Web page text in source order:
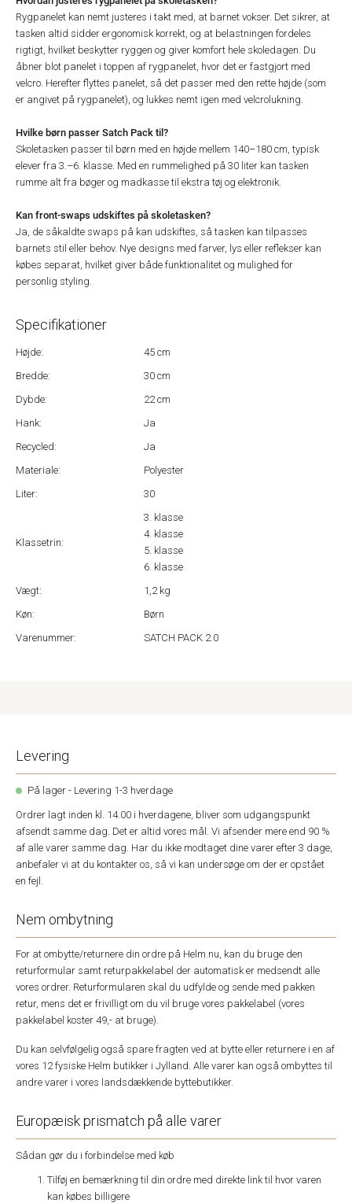
Rygpanelet kan nemt justeres i takt med, at barnet vokser. Det sikrer, at
tasken altid sidder ergonomisk korrekt, og at belastningen fordeles
rigtigt, hvilket beskytter ryggen og giver komfort hele skoledagen. Du
åbner blot panelet i toppen af rygpanelet, hvor det er fastgjort med
velcro. Herefter flyttes panelet, så det passer med den rette højde (som
er angivet på rygpanelet), og lukkes nemt igen med velcrolukning.
Hvilke børn passer Satch Pack til?
Skoletasken passer til børn med en højde mellem 140–180 cm, typisk
elever fra 3.–6. klasse. Med en rummelighed på 30 liter kan tasken
rumme alt fra bøger og madkasse til ekstra tøj og elektronik.
Kan front-swaps udskiftes på skoletasken?
Ja, de såkaldte swaps på kan udskiftes, så tasken kan tilpasses
barnets stil eller behov. Nye designs med farver, lys eller reflekser kan
købes separat, hvilket giver både funktionalitet og mulighed for
personlig styling.
Specifikationer
Højde:
45 cm
Bredde:
30 cm
Dybde:
22 cm
Hank:
Ja
Recycled:
Ja
Materiale:
Polyester
Liter:
30
Klassetrin:
3. klasse
4. klasse
5. klasse
6. klasse
Vægt:
1,2 kg
Køn:
Børn
Varenummer:
SATCH PACK 2.0
Levering
På lager - Levering 1-3 hverdage
Ordrer lagt inden kl. 14.00 i hverdagene, bliver som udgangspunkt
afsendt samme dag. Det er altid vores mål. Vi afsender mere end 90 %
af alle varer samme dag. Har du ikke modtaget dine varer efter 3 dage,
anbefaler vi at du kontakter os, så vi kan undersøge om der er opstået
en fejl.
Nem ombytning
For at ombytte/returnere din ordre på Helm.nu, kan du bruge den
returformular samt returpakkelabel der automatisk er medsendt alle
vores ordrer. Returformularen skal du udfylde og sende med pakken
retur, mens det er frivilligt om du vil bruge vores pakkelabel (vores
pakkelabel koster 49,- at bruge).
Du kan selvfølgelig også spare fragten ved at bytte eller returnere i en af
vores 12 fysiske Helm butikker i Jylland. Alle varer kan også ombyttes til
andre varer i vores landsdækkende byttebutikker.
Europæisk prismatch på alle varer
Sådan gør du i forbindelse med køb
Tilføj en bemærkning til din ordre med direkte link til hvor varen
kan købes billigere